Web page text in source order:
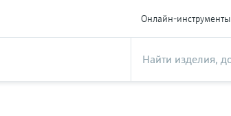
Онлайн-инструменты